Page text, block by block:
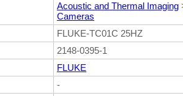
Acoustic and Thermal Imaging
Cameras
FLUKE-TC01C 25HZ
2148-0395-1
FLUKE
-